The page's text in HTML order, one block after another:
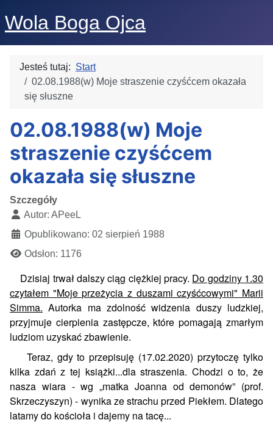
Wola Boga Ojca
Jesteś tutaj: Start
02.08.1988(w) Moje straszenie czyśćcem okazała
się słuszne
02.08.1988(w) Moje
straszenie czyśćcem
okazała się słuszne
Szczegóły
Autor: APeeL
Opublikowano: 02 sierpień 1988
Odsłon: 1176
Dzisiaj trwał dalszy ciąg ciężkiej pracy. Do godziny 1.30
czytałem "Moje przeżycia z duszami czyśćcowymi" Marii
Simma. Autorka ma zdolność widzenia duszy ludzkiej,
przyjmuje cierpienia zastępcze, które pomagają zmarłym
ludziom uzyskać zbawienie.
Teraz, gdy to przepisuję (17.02.2020) przytoczę tylko
kilka zdań z tej książki...dla straszenia. Chodzi o to, że
nasza wiara - wg „matka Joanna od demonów” (prof.
Skrzeczyszyn) - wynika ze strachu przed Piekłem. Dlatego
latamy do kościoła i dajemy na tacę...